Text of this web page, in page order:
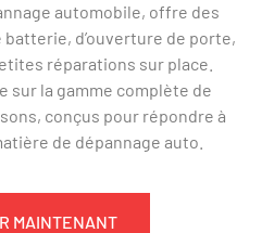
automobile, offre des
d’ouverture de porte,
réparations sur place.
sur la gamme complète de
conçus pour répondre à
de dépannage auto.
MAINTENANT